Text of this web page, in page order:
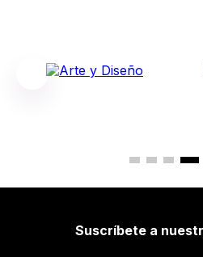
Suscríbete a